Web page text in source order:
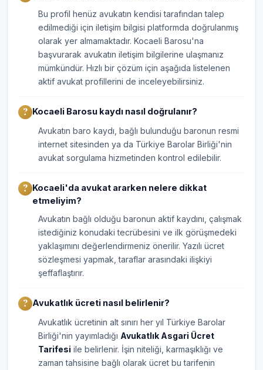
Bu profil henüz avukatın kendisi tarafından talep
edilmediği için iletişim bilgisi platformda doğrulanmış
olarak yer almamaktadır. Kocaeli Barosu'na
başvurarak avukatın iletişim bilgilerine ulaşmanız
mümkündür. Hızlı bir çözüm için aşağıda listelenen
aktif avukat profillerini de inceleyebilirsiniz.
Kocaeli Barosu kaydı nasıl doğrulanır?
Avukatın baro kaydı, bağlı bulunduğu baronun resmi
internet sitesinden ya da Türkiye Barolar Birliği'nin
avukat sorgulama hizmetinden kontrol edilebilir.
Kocaeli'da avukat ararken nelere dikkat
etmeliyim?
Avukatın bağlı olduğu baronun aktif kaydını, çalışmak
istediğiniz konudaki tecrübesini ve ilk görüşmedeki
yaklaşımını değerlendirmeniz önerilir. Yazılı ücret
sözleşmesi yapmak, taraflar arasındaki ilişkiyi
şeffaflaştırır.
Avukatlık ücreti nasıl belirlenir?
Avukatlık ücretinin alt sınırı her yıl Türkiye Barolar
Birliği'nin yayımladığı Avukatlık Asgari Ücret
Tarifesi ile belirlenir. İşin niteliği, karmaşıklığı ve
zaman tahsisine bağlı olarak ücret bu tarifenin